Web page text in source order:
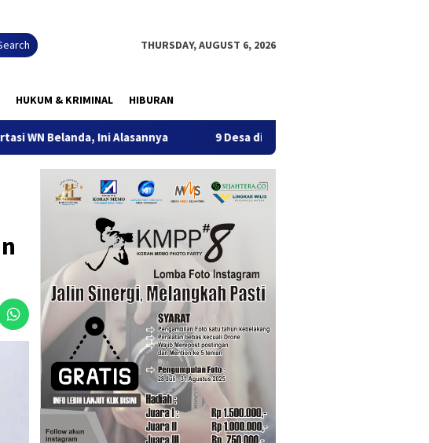
THURSDAY, AUGUST 6, 2026
HUKUM & KRIMINAL HIBURAN
Ini Alasannya 9 Desa di 6 Kecamatan Tulungagung Alami Kekeringan